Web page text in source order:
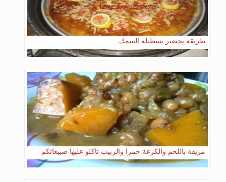
طريقة تحضير بسطيلة السمك
مريقة باللحم والكرعة حمرا والزبيب تاكلو عليها صبيعاتكم